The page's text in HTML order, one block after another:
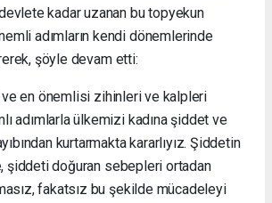
kadar uzanan bu topyekun
adımların kendi dönemlerinde
şöyle devam etti:
ve en önemlisi zihinleri ve kalpleri
adımlarla ülkemizi kadına şiddet ve
kurtarmakta kararlıyız. Şiddetin
şiddeti doğuran sebepleri ortadan
fakatsız bu şekilde mücadeleyi